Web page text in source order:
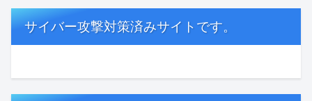
サイバー攻撃対策済みサイトです。